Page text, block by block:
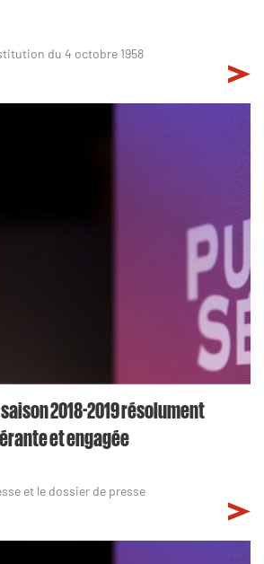
du 4 octobre 1958
2018-2019 résolument
et engagée
et le dossier de presse